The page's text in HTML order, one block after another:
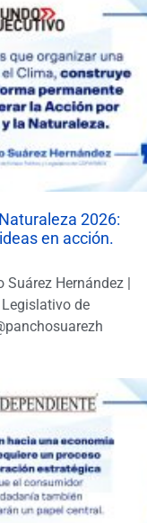
2026:
en acción.
Hernández |
de